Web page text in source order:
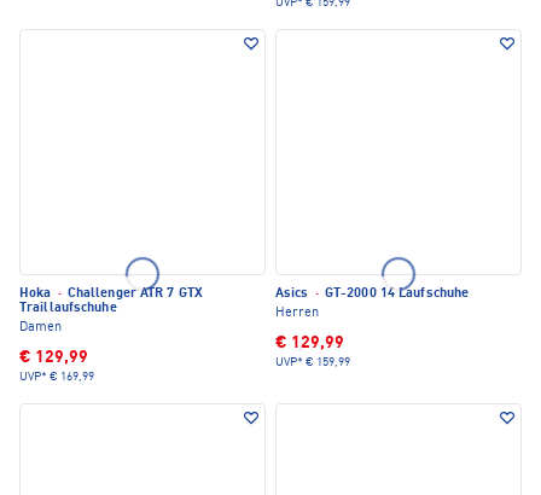
UVP* € 159,99
Hoka · Challenger ATR 7 GTX
Traillaufschuhe
Damen
€ 129,99
UVP* € 169,99
Asics · GT-2000 14 Laufschuhe
Herren
€ 129,99
UVP* € 159,99